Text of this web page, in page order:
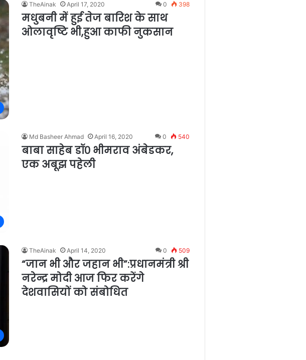
TheAinak April 17, 2020 0 398
मधुबनी में हुई तेज बारिश के साथ
ओलावृष्टि भी,हुआ काफी नुकसान
Md Basheer Ahmad April 16, 2020 0 540
बाबा साहेब डॉ० भीमराव अंबेडकर,
एक अबूझ पहेली
TheAinak April 14, 2020 0 509
“जान भी और जहान भी”:प्रधानमंत्री श्री
नरेन्द्र मोदी आज फिर करेंगे
देशवासियों को संबोधित